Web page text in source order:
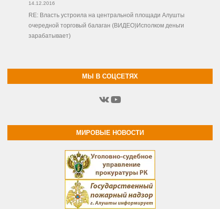
14.12.2016
RE: Власть устроила на центральной площади Алушты
очередной торговый балаган (ВИДЕО)Исполком деньги
зарабатывает)
МЫ В СОЦСЕТЯХ
ВКонтакте
YouTube
МИРОВЫЕ НОВОСТИ